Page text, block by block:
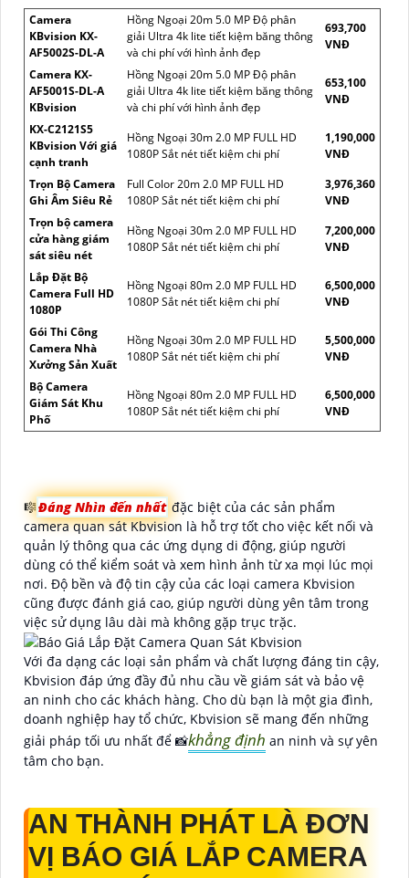
Camera
KBvision KX-
AF5002S-DL-A
Hồng Ngoại 20m 5.0 MP Độ phân
giải Ultra 4k lite tiết kiệm băng thông
và chi phí với hình ảnh đẹp
693,700
VNĐ
Camera KX-
AF5001S-DL-A
KBvision
Hồng Ngoại 20m 5.0 MP Độ phân
giải Ultra 4k lite tiết kiệm băng thông
và chi phí với hình ảnh đẹp
653,100
VNĐ
KX-C2121S5
KBvision Với giá
cạnh tranh
Hồng Ngoại 30m 2.0 MP FULL HD
1080P Sắt nét tiết kiệm chi phí
1,190,000
VNĐ
Trọn Bộ Camera
Ghi Âm Siêu Rẻ
Full Color 20m 2.0 MP FULL HD
1080P Sắt nét tiết kiệm chi phí
3,976,360
VNĐ
Trọn bộ camera
cửa hàng giám
sát siêu nét
Hồng Ngoại 30m 2.0 MP FULL HD
1080P Sắt nét tiết kiệm chi phí
7,200,000
VNĐ
Lắp Đặt Bộ
Camera Full HD
1080P
Hồng Ngoại 80m 2.0 MP FULL HD
1080P Sắt nét tiết kiệm chi phí
6,500,000
VNĐ
Gói Thi Công
Camera Nhà
Xưởng Sản Xuất
Hồng Ngoại 30m 2.0 MP FULL HD
1080P Sắt nét tiết kiệm chi phí
5,500,000
VNĐ
Bộ Camera
Giám Sát Khu
Phố
Hồng Ngoại 80m 2.0 MP FULL HD
1080P Sắt nét tiết kiệm chi phí
6,500,000
VNĐ
🎼️Đáng Nhìn đến nhất đặc biệt của các sản phẩm
camera quan sát Kbvision là hỗ trợ tốt cho việc kết nối và
quản lý thông qua các ứng dụng di động, giúp người
dùng có thể kiểm soát và xem hình ảnh từ xa mọi lúc mọi
nơi. Độ bền và độ tin cậy của các loại camera Kbvision
cũng được đánh giá cao, giúp người dùng yên tâm trong
việc sử dụng lâu dài mà không gặp trục trặc.
Với đa dạng các loại sản phẩm và chất lượng đáng tin cậy,
Kbvision đáp ứng đầy đủ nhu cầu về giám sát và bảo vệ
an ninh cho các khách hàng. Cho dù bạn là một gia đình,
doanh nghiệp hay tổ chức, Kbvision sẽ mang đến những
giải pháp tối ưu nhất để 📸khẳng định an ninh và sự yên
tâm cho bạn.
AN THÀNH PHÁT LÀ ĐƠN
VỊ BÁO GIÁ LẮP CAMERA